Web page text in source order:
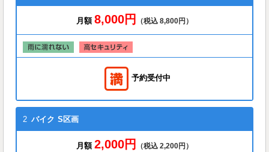
月額 8,000円 （税込 8,800円）
予約受付中
2 バイク S区画
月額 2,000円 （税込 2,200円）